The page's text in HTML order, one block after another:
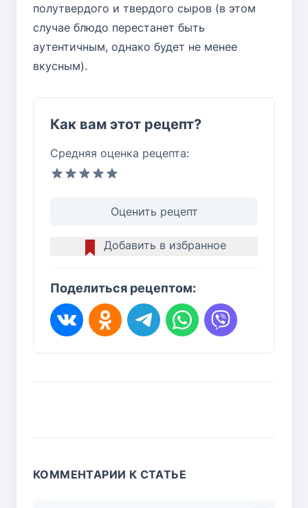
полутвердого и твердого сыров (в этом
случае блюдо перестанет быть
аутентичным, однако будет не менее
вкусным).
Как вам этот рецепт?
Средняя оценка рецепта:
Оценить рецепт
Добавить в избранное
Поделиться рецептом:
КОММЕНТАРИИ К СТАТЬЕ